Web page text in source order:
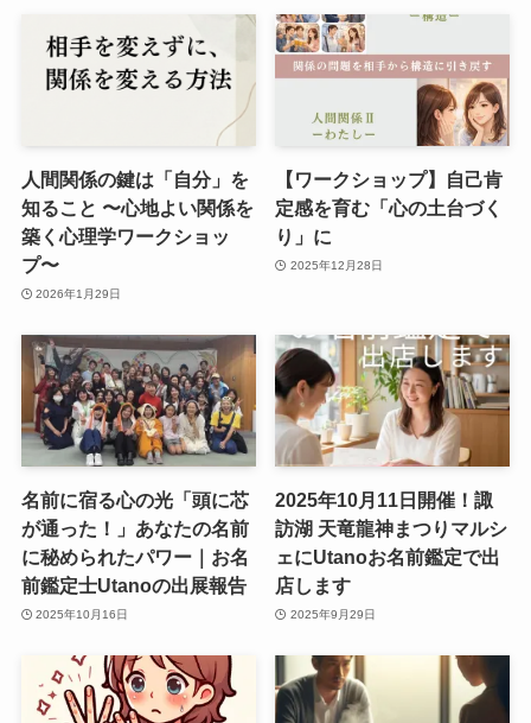
人間関係の鍵は「自分」を
知ること 〜心地よい関係を
築く心理学ワークショッ
プ〜
2026年1月29日
【ワークショップ】自己肯
定感を育む「心の土台づく
り」に
2025年12月28日
名前に宿る心の光「頭に芯
が通った！」あなたの名前
に秘められたパワー｜お名
前鑑定士Utanoの出展報告
2025年10月16日
2025年10月11日開催！諏
訪湖 天竜龍神まつりマルシ
ェにUtanoお名前鑑定で出
店します
2025年9月29日